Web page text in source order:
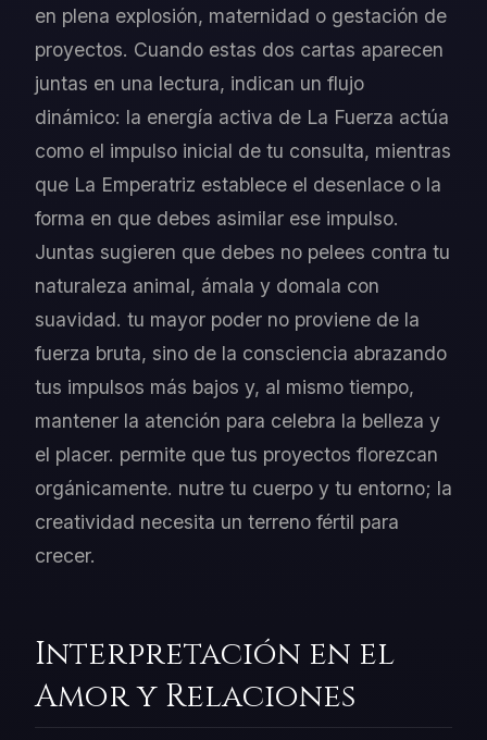
en plena explosión, maternidad o gestación de
proyectos. Cuando estas dos cartas aparecen
juntas en una lectura, indican un flujo
dinámico: la energía activa de La Fuerza actúa
como el impulso inicial de tu consulta, mientras
que La Emperatriz establece el desenlace o la
forma en que debes asimilar ese impulso.
Juntas sugieren que debes no pelees contra tu
naturaleza animal, ámala y domala con
suavidad. tu mayor poder no proviene de la
fuerza bruta, sino de la consciencia abrazando
tus impulsos más bajos y, al mismo tiempo,
mantener la atención para celebra la belleza y
el placer. permite que tus proyectos florezcan
orgánicamente. nutre tu cuerpo y tu entorno; la
creatividad necesita un terreno fértil para
crecer.
Interpretación en el
Amor y Relaciones